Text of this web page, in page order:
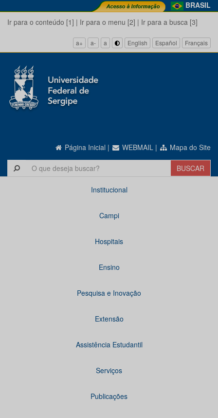
BRASIL
Ir para o conteúdo [1] | Ir para o menu [2] | Ir para a busca [3]
a+ a- a English Español Français
Página Inicial | WEBMAIL | Mapa do Site
Institucional
Campi
Hospitais
Ensino
Pesquisa e Inovação
Extensão
Assistência Estudantil
Serviços
Publicações